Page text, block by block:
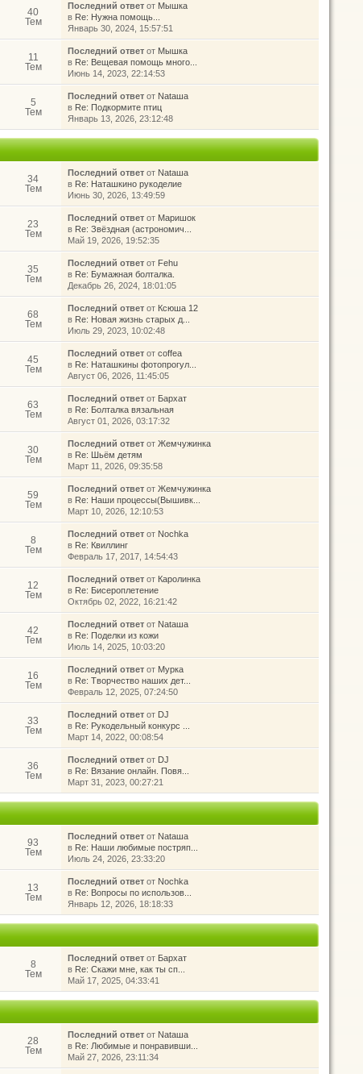
40
Тем
Последний ответот Мышка
в Re: Нужна помощь...
Январь 30, 2024, 15:57:51
11
Тем
Последний ответот Мышка
в Re: Вещевая помощь много...
Июнь 14, 2023, 22:14:53
5
Тем
Последний ответот Nataшa
в Re: Подкормите птиц
Январь 13, 2026, 23:12:48
34
Тем
Последний ответот Nataшa
в Re: Наташкино рукоделие
Июнь 30, 2026, 13:49:59
23
Тем
Последний ответот Маришок
в Re: Звёздная (астрономич...
Май 19, 2026, 19:52:35
35
Тем
Последний ответот Fehu
в Re: Бумажная болталка.
Декабрь 26, 2024, 18:01:05
68
Тем
Последний ответот Ксюша 12
в Re: Новая жизнь старых д...
Июль 29, 2023, 10:02:48
45
Тем
Последний ответот coffea
в Re: Наташкины фотопрогул...
Август 06, 2026, 11:45:05
63
Тем
Последний ответот Бархат
в Re: Болталка вязальная
Август 01, 2026, 03:17:32
30
Тем
Последний ответот Жемчужинка
в Re: Шьём детям
Март 11, 2026, 09:35:58
59
Тем
Последний ответот Жемчужинка
в Re: Наши процессы(Вышивк...
Март 10, 2026, 12:10:53
8
Тем
Последний ответот Nochka
в Re: Квиллинг
Февраль 17, 2017, 14:54:43
12
Тем
Последний ответот Каролинка
в Re: Бисероплетение
Октябрь 02, 2022, 16:21:42
42
Тем
Последний ответот Nataшa
в Re: Поделки из кожи
Июль 14, 2025, 10:03:20
16
Тем
Последний ответот Мурка
в Re: Творчество наших дет...
Февраль 12, 2025, 07:24:50
33
Тем
Последний ответот DJ
в Re: Рукодельный конкурс ...
Март 14, 2022, 00:08:54
36
Тем
Последний ответот DJ
в Re: Вязание онлайн. Повя...
Март 31, 2023, 00:27:21
93
Тем
Последний ответот Nataшa
в Re: Наши любимые постряп...
Июль 24, 2026, 23:33:20
13
Тем
Последний ответот Nochka
в Re: Вопросы по использов...
Январь 12, 2026, 18:18:33
8
Тем
Последний ответот Бархат
в Re: Скажи мне, как ты сп...
Май 17, 2025, 04:33:41
28
Тем
Последний ответот Nataшa
в Re: Любимые и понравивши...
Май 27, 2026, 23:11:34